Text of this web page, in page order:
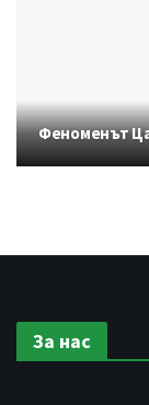
Феноменът
За нас